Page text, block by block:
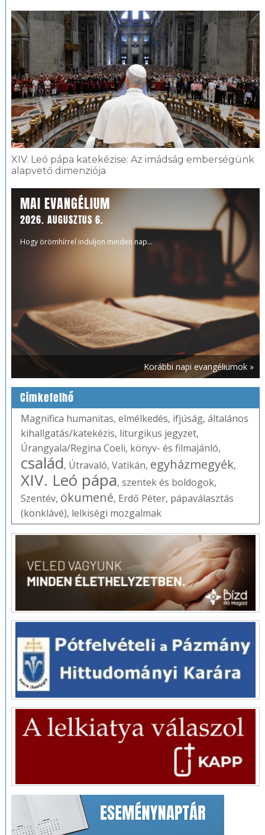
XIV. Leó pápa katekézise: Az imádság emberségünk
alapvető dimenziója
MAI EVANGÉLIUM
2026. AUGUSZTUS 6.
Hogy örömhírrel induljon minden nap...
Korábbi napi evangéliumok »
Címkefelhő
Magnifica humanitas, elmélkedés, ifjúság, általános
kihallgatás/katekézis, liturgikus jegyzet,
Úrangyala/Regina Coeli, könyv- és filmajánló,
család, Útravaló, Vatikán, egyházmegyék,
XIV. Leó pápa, szentek és boldogok,
Szentév, ökumené, Erdő Péter, pápaválasztás
(konklávé), lelkiségi mozgalmak